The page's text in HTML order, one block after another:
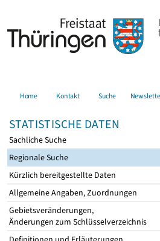
Home Kontakt Suche
STATISTISCHE DATEN
Sachliche Suche
Regionale Suche
Kürzlich bereitgestellte Daten
Allgemeine Angaben, Zuordnungen
Gebietsveränderungen,
Änderungen zum Schlüsselverzeichnis